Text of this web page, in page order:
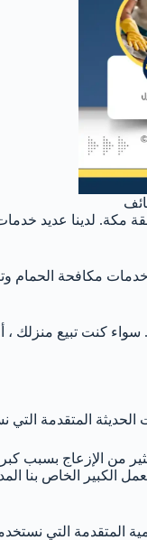
مكة. لدينا عديد
مكافحة الحمام
كنت تبيع منزلك ،
المتقدمة
من الإزعاج
الكبير الخاص بنا
المتقدمة التي